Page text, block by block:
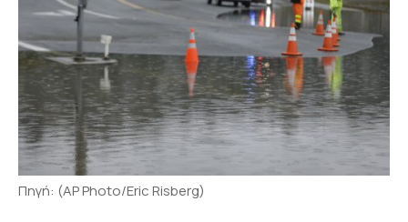
Πηγή: (AP Photo/Eric Risberg)